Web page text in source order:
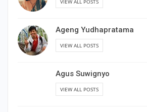
VIEW ALL POSTS
Ageng Yudhapratama
VIEW ALL POSTS
Agus Suwignyo
VIEW ALL POSTS